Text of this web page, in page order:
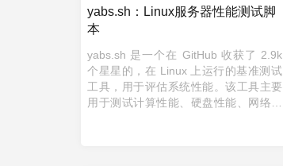
yabs.sh：Linux服务器性能测试脚
本
yabs.sh 是一个在 GitHub 收获了 2.9k
个星星的，在 Linux 上运行的基准测试
工具，用于评估系统性能。该工具主要
用于测试计算性能、硬盘性能、网络性